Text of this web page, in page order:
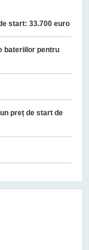
start: 33.700 euro
bateriilor pentru
preț de start de